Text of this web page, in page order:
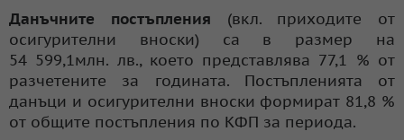
Данъчните постъпления (вкл. приходите от
осигурителни вноски) са в размер на
54 599,1млн. лв., което представлява 77,1 % от
разчетените за годината. Постъпленията от
данъци и осигурителни вноски формират 81,8 %
от общите постъпления по КФП за периода.